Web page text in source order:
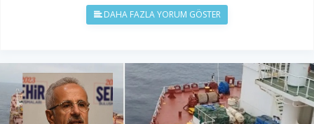
DAHA FAZLA YORUM GÖSTER